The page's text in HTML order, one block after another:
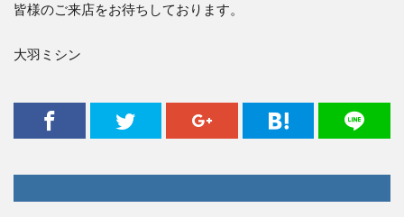
皆様のご来店をお待ちしております。
大羽ミシン